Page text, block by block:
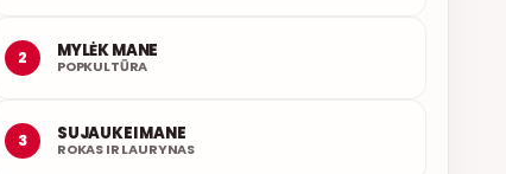
2 MYLĖK MANE
POPKULTŪRA
3 SUJAUKEI MANE
ROKAS IR LAURYNAS